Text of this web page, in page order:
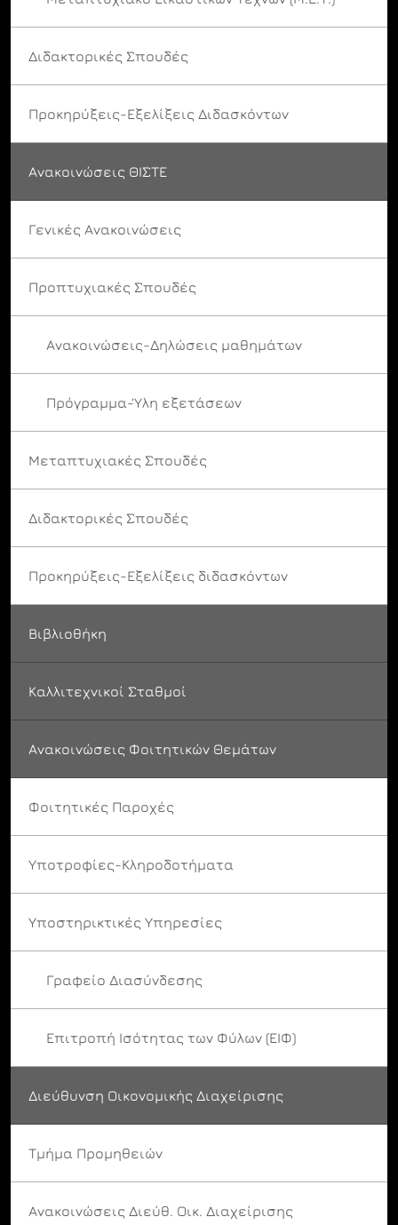
Διδακτορικές Σπουδές
Προκηρύξεις-Εξελίξεις Διδασκόντων
Ανακοινώσεις ΘΙΣΤΕ
Γενικές Ανακοινώσεις
Προπτυχιακές Σπουδές
Ανακοινώσεις-Δηλώσεις μαθημάτων
Πρόγραμμα-Ύλη εξετάσεων
Μεταπτυχιακές Σπουδές
Διδακτορικές Σπουδές
Προκηρύξεις-Εξελίξεις διδασκόντων
Βιβλιοθήκη
Καλλιτεχνικοί Σταθμοί
Ανακοινώσεις Φοιτητικών Θεμάτων
Φοιτητικές Παροχές
Υποτροφίες-Κληροδοτήματα
Υποστηρικτικές Υπηρεσίες
Γραφείο Διασύνδεσης
Επιτροπή Ισότητας των Φύλων (ΕΙΦ)
Διεύθυνση Οικονομικής Διαχείρισης
Τμήμα Προμηθειών
Ανακοινώσεις Διεύθ. Οικ. Διαχείρισης